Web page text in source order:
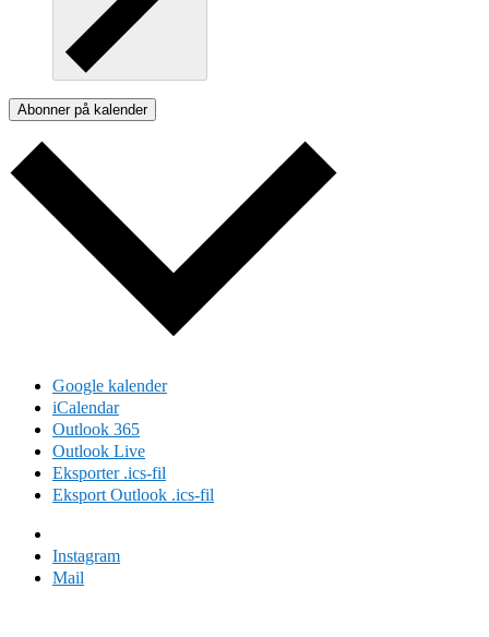
Abonner på kalender
Google kalender
iCalendar
Outlook 365
Outlook Live
Eksporter .ics-fil
Eksport Outlook .ics-fil
Instagram
Mail